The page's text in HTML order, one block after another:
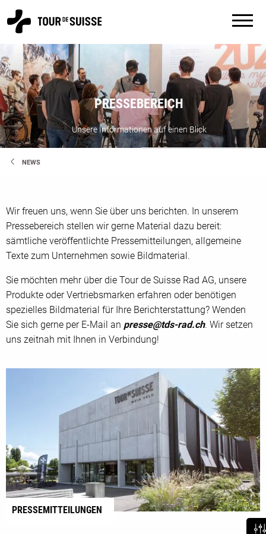
PRESSEBEREICH
Unsere Informationen auf einen Blick
NEWS
Wir freuen uns, wenn Sie über uns berichten. In unserem
Pressebereich stellen wir gerne Material dazu bereit:
sämtliche veröffentlichte Pressemitteilungen, allgemeine
Texte zum Unternehmen sowie Bildmaterial.
Sie möchten mehr über die Tour de Suisse Rad AG, unsere
Produkte oder Vertriebsmarken erfahren oder benötigen
spezielles Bildmaterial für Ihre Berichterstattung? Wenden
Sie sich gerne per E-Mail an presse@tds-rad.ch. Wir setzen
uns zeitnah mit Ihnen in Verbindung!
PRESSEMITTEILUNGEN